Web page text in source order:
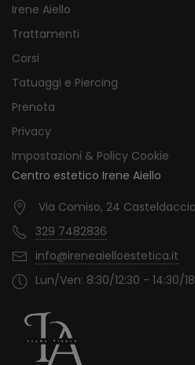
Irene Aiello
Trattamenti
Corsi
Tatuaggi e Piercing
Prenota
Privacy
Impostazioni & Policy Cookie
Centro estetico Irene Aiello
Via Comiso, 24
329 7482836
info@ireneaielloestetica.it
Lun/Ven: 8:30/12:30 - 14:30/